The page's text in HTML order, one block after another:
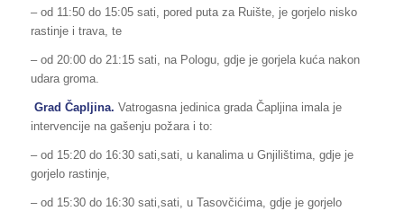
– od 11:50 do 15:05 sati, pored puta za Ruište, je gorjelo nisko
rastinje i trava, te
– od 20:00 do 21:15 sati, na Pologu, gdje je gorjela kuća nakon
udara groma.
Grad Čapljina. Vatrogasna jedinica grada Čapljina imala je
intervencije na gašenju požara i to:
– od 15:20 do 16:30 sati,sati, u kanalima u Gnjilištima, gdje je
gorjelo rastinje,
– od 15:30 do 16:30 sati,sati, u Tasovčićima, gdje je gorjelo